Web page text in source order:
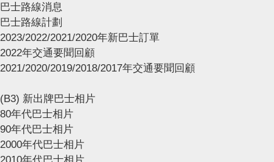
巴士路線消息
巴士路線計劃
2023/2022/2021/2020年新巴士訂單
2022年交通要聞回顧
2021/2020/2019/2018/2017年交通要聞回顧
(B3) 新出牌巴士相片
80年代巴士相片
90年代巴士相片
2000年代巴士相片
2010年代巴士相片